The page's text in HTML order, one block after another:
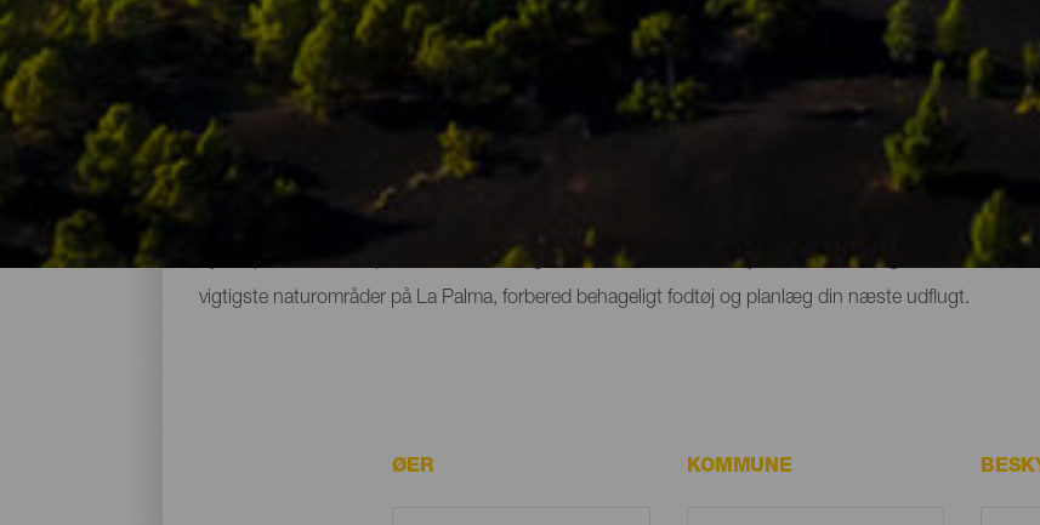
De vigtigste naturområder på La Palma
Hvis der er én ting, der kendetegner La Isla Bonita, er det dens sprudlende natur, fuld af kontraster
biosfærereservat i sin helhed og øen er hjemsted for forskellige økosystemer, der alle har en unik
nydes på øen, findes parker, reservater og naturmonumenter, beskyttede områder og steder af
vigtigste naturområder på La Palma, forbered behageligt fodtøj og planlæg din næste udflugt.
ØER KOMMUNE